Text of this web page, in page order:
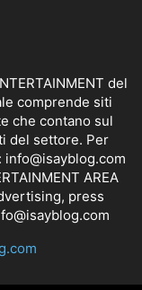
del
comprende siti
che contano sul
del settore. Per
info@isayblog.com
AREA
press